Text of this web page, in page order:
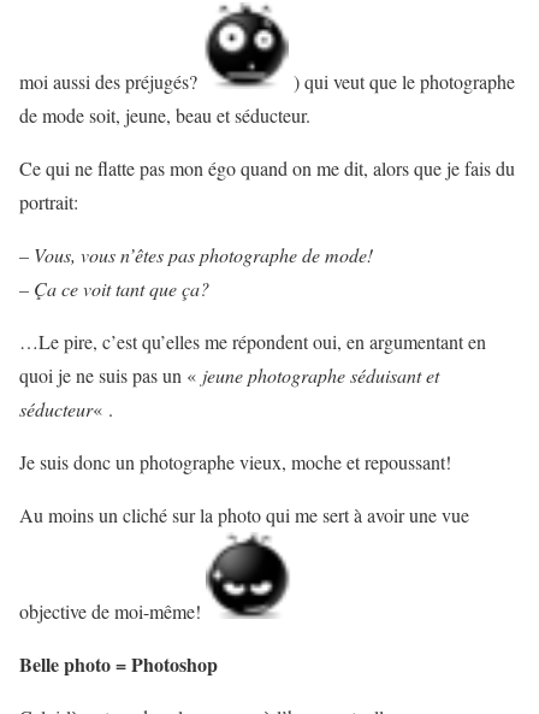
moi aussi des préjugés?
) qui veut que le photographe
de mode soit, jeune, beau et séducteur.
Ce qui ne flatte pas mon égo quand on me dit, alors que je fais du
portrait:
– Vous, vous n’êtes pas photographe de mode!
– Ça ce voit tant que ça?
…Le pire, c’est qu’elles me répondent oui, en argumentant en
quoi je ne suis pas un « jeune photographe séduisant et
séducteur« .
Je suis donc un photographe vieux, moche et repoussant!
Au moins un cliché sur la photo qui me sert à avoir une vue
objective de moi-même!
Belle photo = Photoshop